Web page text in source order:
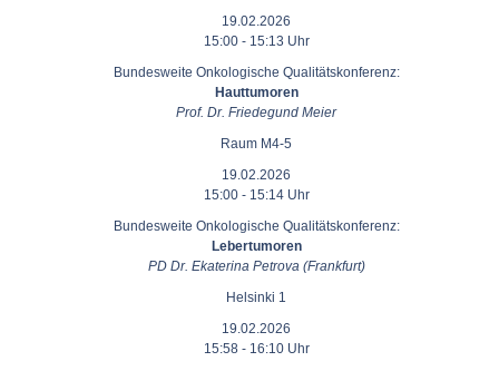
19.02.2026
15:00 - 15:13 Uhr
Bundesweite Onkologische Qualitätskonferenz:
Hauttumoren
Prof. Dr. Friedegund Meier
Raum M4-5
19.02.2026
15:00 - 15:14 Uhr
Bundesweite Onkologische Qualitätskonferenz:
Lebertumoren
PD Dr. Ekaterina Petrova (Frankfurt)
Helsinki 1
19.02.2026
15:58 - 16:10 Uhr